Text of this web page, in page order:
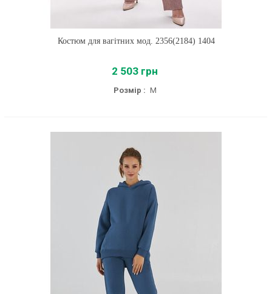
Костюм для вагітних мод. 2356(2184) 1404
2 503 грн
Розмір : M